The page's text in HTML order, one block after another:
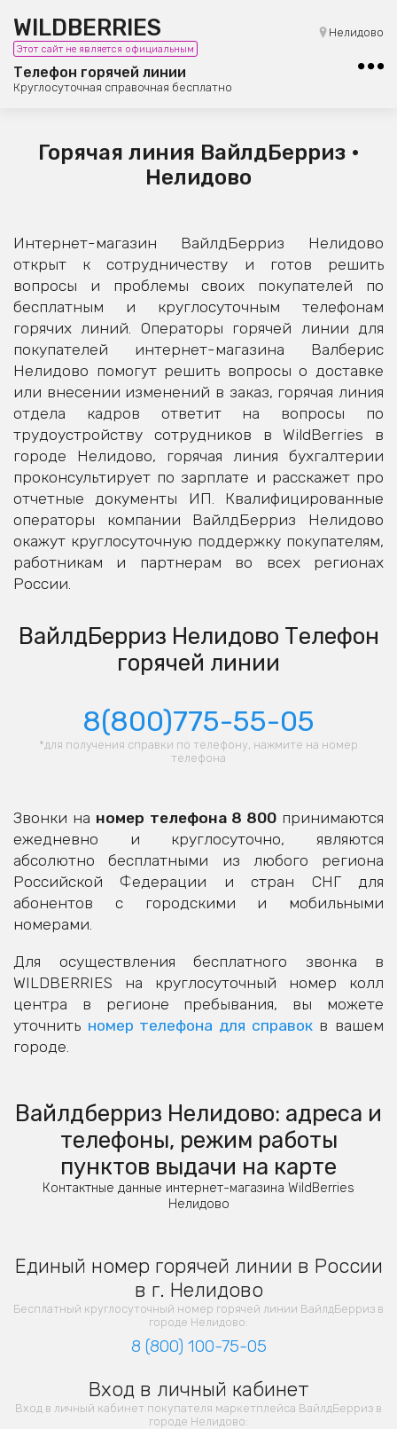
WILDBERRIES
Этот сайт не является официальным
Телефон горячей линии
Круглосуточная справочная бесплатно
Нелидово
8 (800) 101-42-23
Бесплатная юридическая консультация
Горячая линия ВайлдБерриз •
Нелидово
Интернет-магазин ВайлдБерриз Нелидово
открыт к сотрудничеству и готов решить
вопросы и проблемы своих покупателей по
бесплатным и круглосуточным телефонам
горячих линий. Операторы горячей линии для
покупателей интернет-магазина Валберис
Нелидово помогут решить вопросы о доставке
или внесении изменений в заказ, горячая линия
отдела кадров ответит на вопросы по
трудоустройству сотрудников в WildBerries в
городе Нелидово, горячая линия бухгалтерии
проконсультирует по зарплате и расскажет про
отчетные документы ИП. Квалифицированные
операторы компании ВайлдБерриз Нелидово
окажут круглосуточную поддержку покупателям,
работникам и партнерам во всех регионах
России.
ВайлдБерриз Нелидово Телефон
горячей линии
8(800)775-55-05
*для получения справки по телефону, нажмите на номер
телефона
Звонки на номер телефона 8 800принимаются
ежедневно и круглосуточно, являются
абсолютно бесплатными из любого региона
Российской Федерации и стран СНГ для
абонентов с городскими и мобильными
номерами.
Для осуществления бесплатного звонка в
WILDBERRIES на круглосуточный номер колл
центра в регионе пребывания, вы можете
уточнить номер телефона для справокв вашем
городе.
Вайлдберриз Нелидово: адреса и
телефоны, режим работы
пунктов выдачи на карте
Контактные данные интернет-магазина WildBerries
Нелидово
Единый номер горячей линии в России
в г. Нелидово
Бесплатный круглосуточный номер горячей линии ВайлдБерриз в
городе Нелидово:
8 (800) 100-75-05
Вход в личный кабинет
Вход в личный кабинет покупателя маркетплейса ВайлдБерриз в
городе Нелидово: